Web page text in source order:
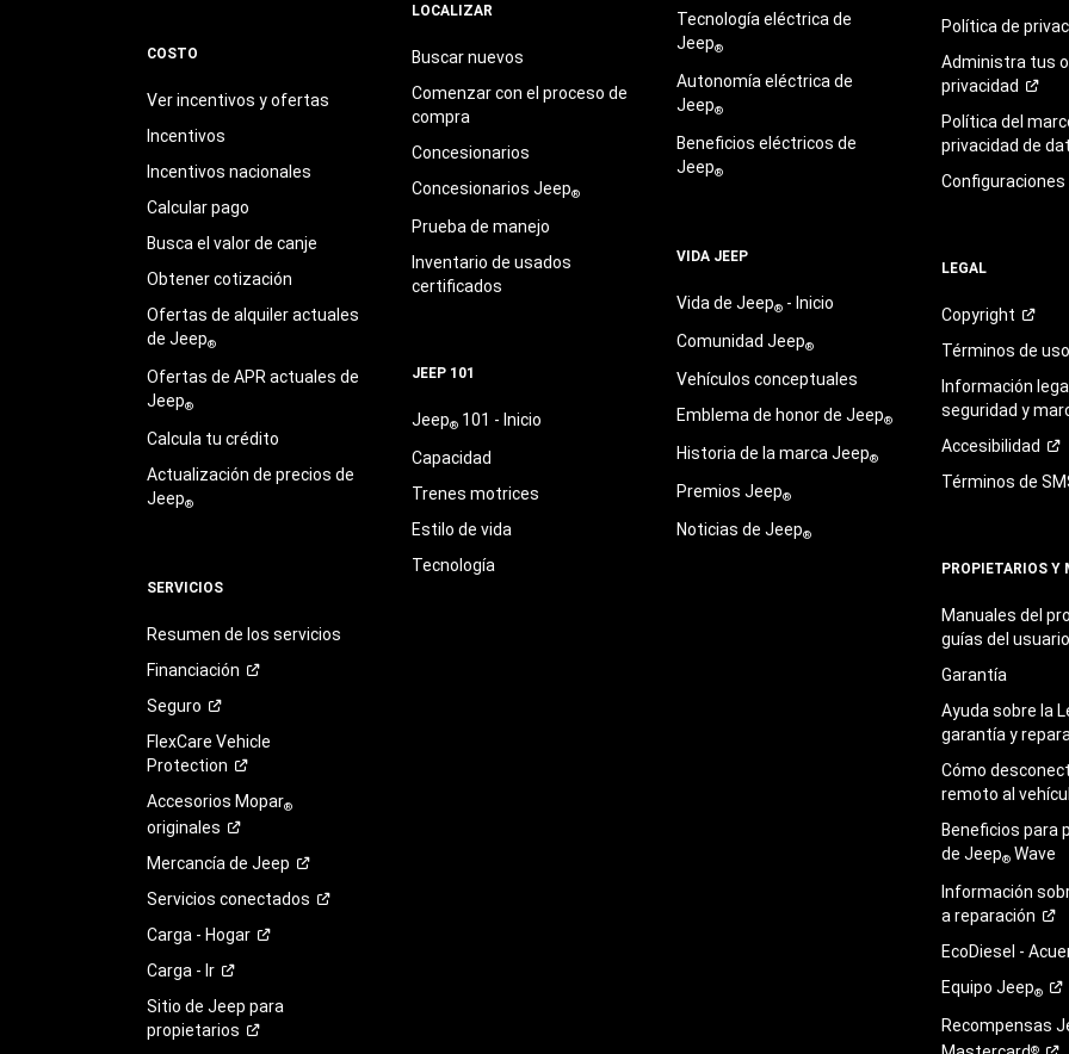
COSTO
Ver incentivos y ofertas
Incentivos
Incentivos nacionales
Calcular pago
Busca el valor de canje
Obtener cotización
Ofertas de alquiler actuales
de Jeep®
Ofertas de APR actuales de
Jeep®
Calcula tu crédito
Actualización de precios de
Jeep®
SERVICIOS
Resumen de los servicios
Financiación
Seguro
FlexCare Vehicle
Protection
Accesorios Mopar®
originales
Mercancía de Jeep
Servicios conectados
Carga - Hogar
Carga - Ir
Sitio de Jeep para
propietarios
LOCALIZAR
Buscar nuevos
Comenzar con el proceso de
compra
Concesionarios
Concesionarios Jeep®
Prueba de manejo
Inventario de usados
certificados
JEEP 101
Jeep®101 - Inicio
Capacidad
Trenes motrices
Estilo de vida
Tecnología
Tecnología eléctrica de
Jeep®
Autonomía eléctrica de
Jeep®
Beneficios eléctricos de
Jeep®
VIDA JEEP
Vida de Jeep®- Inicio
Comunidad Jeep®
Vehículos conceptuales
Emblema de honor de Jeep®
Historia de la marca Jeep®
Premios Jeep®
Noticias de Jeep®
Política de
Administra tus
privacidad
Política del
privacidad de
Configuraciones
LEGAL
Copyright
Términos deuso
Información
seguridad y
Accesibilidad
Términos de
PROPIETARIOS Y
Manuales del
guías delusuario
Garantía
Ayuda sobre la
garantía y
Cómo
remoto al
Beneficios para
de Jeep® Wave
Información
areparación
EcoDiesel -
Equipo Jeep®
Recompensas
®